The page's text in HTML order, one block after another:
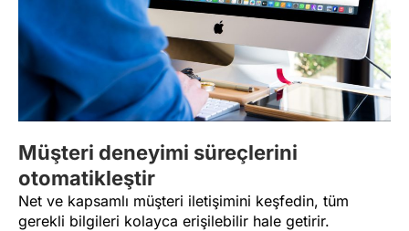
Müşteri deneyimi süreçlerini
otomatikleştir
Net ve kapsamlı müşteri iletişimini keşfedin, tüm
gerekli bilgileri kolayca erişilebilir hale getirir.